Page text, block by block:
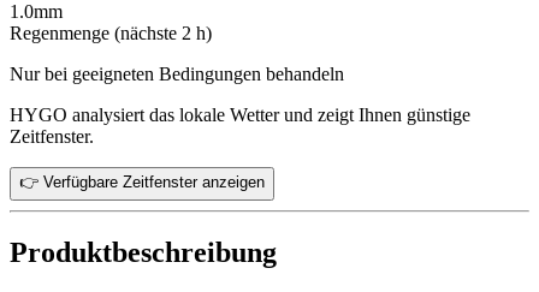
1.0mm
Regenmenge (nächste 2 h)
Nur bei geeigneten Bedingungen behandeln
HYGO analysiert das lokale Wetter und zeigt Ihnen günstige
Zeitfenster.
👉 Verfügbare Zeitfenster anzeigen
Produktbeschreibung